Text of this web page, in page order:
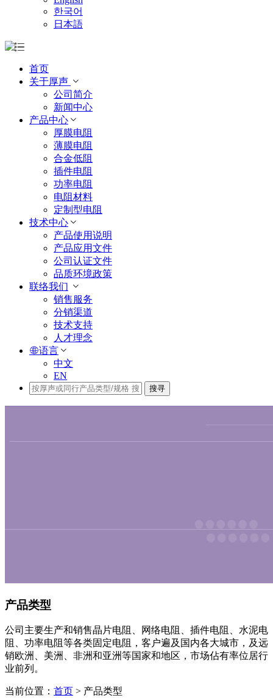
한국어
日本語
首页
关于厚声
公司简介
新闻中心
产品中心
厚膜电阻
薄膜电阻
合金低阻
插件电阻
功率电阻
电阻材料
定制型电阻
技术中心
产品使用说明
产品应用文件
公司认证文件
品质环境政策
联络我们
销售服务
分销渠道
技术支持
人才理念
语言
中文
EN
搜寻
产品类型
公司主要生产和销售晶片电阻、网络电阻、插件电阻、水泥电
阻、功率电阻等各类固定电阻，客户遍及国内各大城市，及远
销欧洲、美洲、非洲和亚洲等国家和地区，市场佔有率位居行
业前列。
当前位置： 首页 > 产品类型